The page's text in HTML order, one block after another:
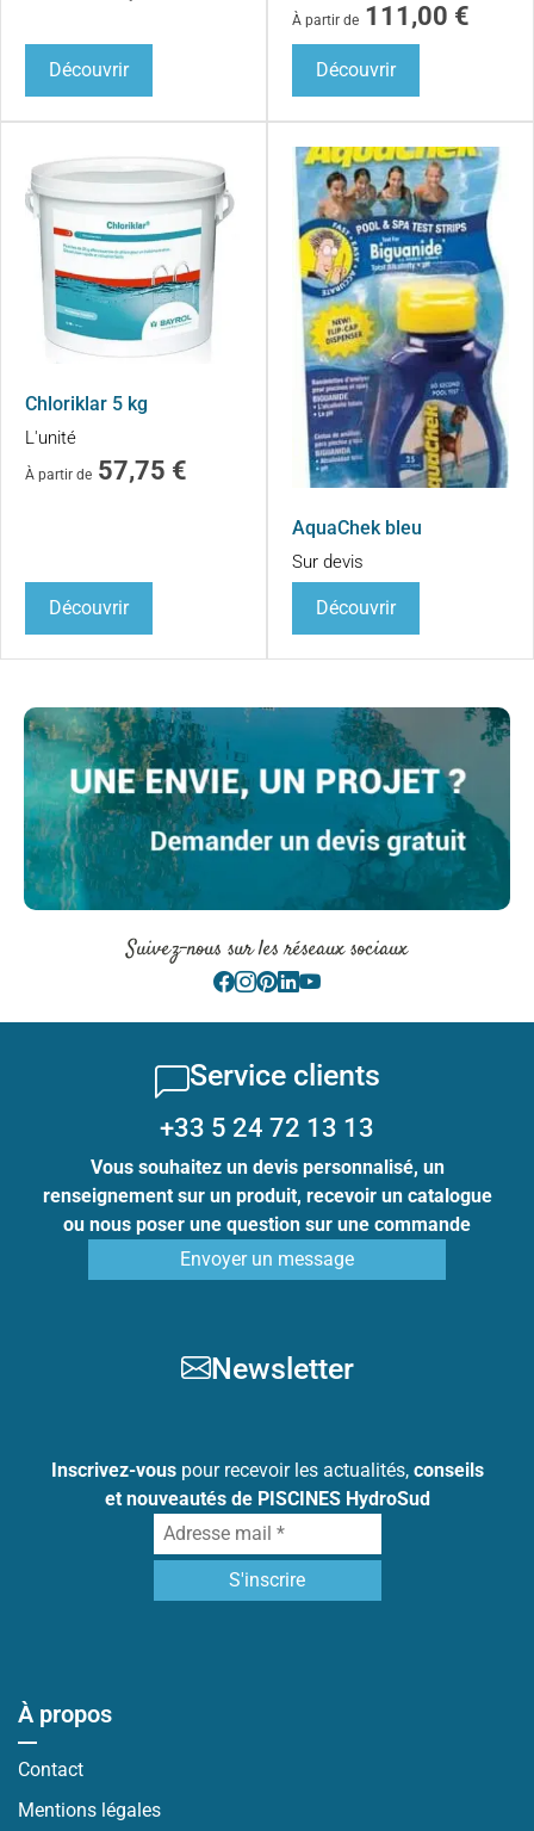
Découvrir
À partir de 111,00 €
Découvrir
Chloriklar 5 kg
L'unité
À partir de 57,75 €
Découvrir
AquaChek bleu
Sur devis
Découvrir
Suivez-nous sur les réseaux sociaux
Service clients
+33 5 24 72 13 13
Vous souhaitez un devis personnalisé, un
renseignement sur un produit, recevoir un catalogue
ou nous poser une question sur une commande
Envoyer un message
Newsletter
Inscrivez-vouspour recevoir les actualités, conseils
et nouveautés de PISCINES HydroSud
À propos
Contact
Mentions légales